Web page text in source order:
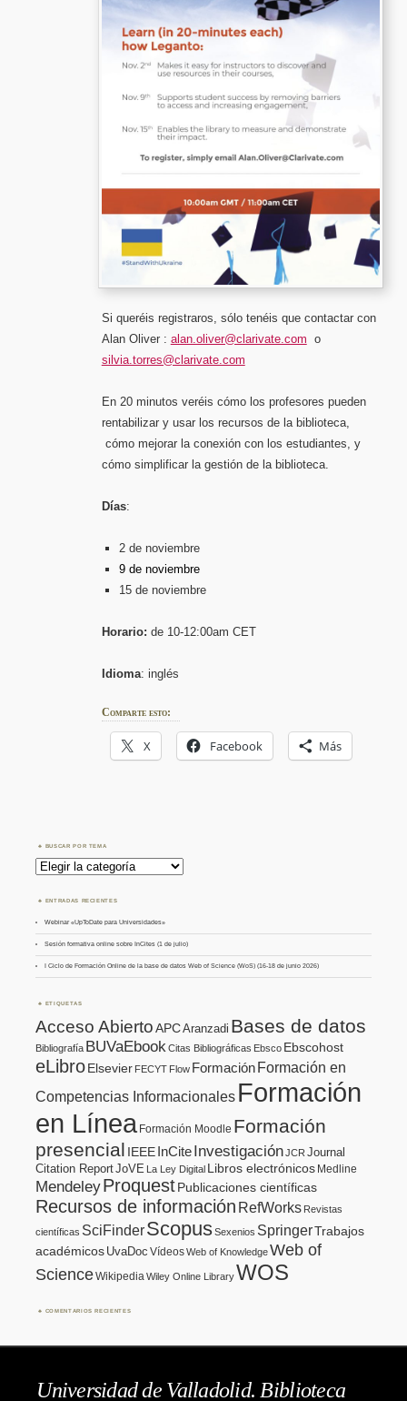
Si queréis registraros, sólo tenéis que contactar con
Alan Oliver : alan.oliver@clarivate.com o
silvia.torres@clarivate.com
En 20 minutos veréis cómo los profesores pueden
rentabilizar y usar los recursos de la biblioteca,
cómo mejorar la conexión con los estudiantes, y
cómo simplificar la gestión de la biblioteca.
Días:
2 de noviembre
9 de noviembre
15 de noviembre
Horario: de 10-12:00am CET
Idioma: inglés
Comparte esto:
X Facebook Más
BUSCAR POR TEMA
Buscar
por
Tema
ENTRADAS RECIENTES
Webinar «UpToDate para Universidades»
Sesión formativa online sobre InCites (1 de julio)
I Ciclo de Formación Online de la base de datos Web of Science (WoS) (16-18 de junio 2026)
ETIQUETAS
Acceso AbiertoAPCAranzadi Bases de datos
Bibliografía BUVaEbookCitas Bibliográficas Ebsco Ebscohost
eLibroElsevier FECYT Flow Formación Formación en
Competencias Informacionales Formación
en Línea Formación Moodle Formación
presencial
IEEE InCite InvestigaciónJCRJournal
Citation ReportJoVE La Ley Digital Libros electrónicos Medline
MendeleyProquestPublicaciones científicas
Recursos de información RefWorks Revistas
científicas SciFinderScopusSexenios SpringerTrabajos
académicos UvaDoc VídeosWeb of KnowledgeWeb of
ScienceWikipediaWiley Online LibraryWOS
COMENTARIOS RECIENTES
Universidad de Valladolid. Biblioteca